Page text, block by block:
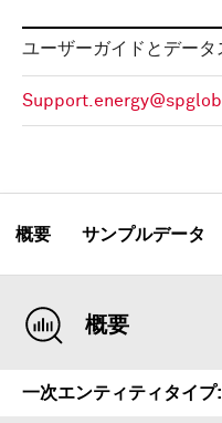
ユーザーガイドとデータ
概要 サンプルデータ
概要
一次エンティティタイプ